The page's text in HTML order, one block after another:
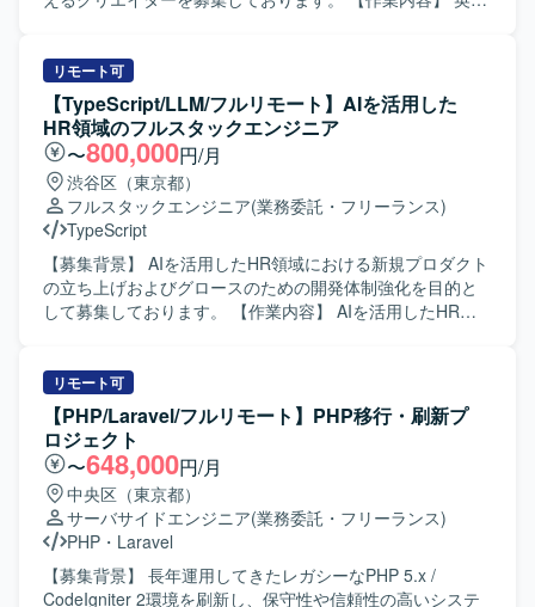
既にプロジェクトに参画しているリーダーからのフォロー
を受けながら、顧客との折衝や要件整理のスキルを高めて
いただけます。 【開発環境】 モバイルアプリを対象とした
決済機能開発プロジェクトにおいて、要件定義書などのド
キュメントベースで要件を整理する環境となっておりま
す。
学習体験に合わせて、自然さ、かわいさ、コミカルさのバ
ランスを取りながら、実装へつながる形で仕上げていただ
きます。 具体的には、仕様や要件（どんなシーンでどう動
くか）を踏まえ、Riveで成立する構造（パーツ階層、リ
グ、ステート設計）に落とし込み、待機、喜び、残念、驚
きなどのキャラクターアニメーションを設計・制作・調整
まで一貫して担当いただきます。Rive上でのキャラクター
構造化（パーツ階層、ボーン、ウェイト、メッシュ、制約
の設定）、リアクションを含む各種アニメーション制作
（ループ、ワンショット）、State Machineの設計・実装
（入力や遷移設計、実装側が扱いやすい粒度への整理）、
を行っていただきます。 【求める人物像】 仕様が固まる前
の段階でも、ラフな要件から「どう動かすと良いか」を提
案できる方を求めております。デザイナーやPM、エンジニ
アと密に連携しながら、短期間でアウトプットを形にして
いける方にマッチするポジションです。 【ポジションの魅
力】 英会話アプリのキャラクター表現に深く関わり、会話
体験や学習体験そのものの印象を左右するクリティカルな
アニメーション設計に携わることができます。Riveを中心
としたワークフローの構築や、State Machine設計、素材要
件の整理など、実装と密接に結びついた表現設計の経験を
リモート可
【TypeScript/LLM/フルリモート】AIを活用した
HR領域のフルスタックエンジニア
〜800,000円/月
渋谷区（東京都）
フルスタックエンジニア(業務委託・フリーランス)
TypeScript
【募集背景】 AIを活用したHR領域における新規プロダクト
の立ち上げおよびグロースのための開発体制強化を目的と
して募集しております。 【作業内容】 AIを活用したHR領
ー、デザイナー、事業責任者と連携しながら要件定義や仕
様設計を行い、ユーザー課題や事業課題、マーケット仮説
を踏まえた技術的な実現方法を検討していただきます。
Claude Code、CursorなどのAI開発ツールを活用したプロ
トタイピングや開発効率化、新機能の設計・実装・リリー
ス・効果検証、ユーザーインタビューや定量データをもと
にした仮説検証および改善開発を推進していただきます。
また、フロントエンドからバックエンド、必要に応じたイ
ンフラや技術検証までを含めた開発をリードし、AIを活用
した機能の検証・実装・改善やプロダクトKPIやマーケティ
リモート可
【PHP/Laravel/フルリモート】PHP移行・刷新プ
ロジェクト
〜648,000円/月
中央区（東京都）
サーバサイドエンジニア(業務委託・フリーランス)
PHP ・ Laravel
【募集背景】 長年運用してきたレガシーなPHP 5.x /
CodeIgniter 2環境を刷新し、保守性や信頼性の高いシステ